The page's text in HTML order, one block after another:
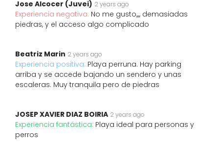
Jose Alcocer (Juvei) 2 years ago
Experiencia negativa: No me gusto,,,, demasiadas
piedras, y el acceso algo complicado
Beatriz Marin 2 years ago
Experiencia positiva: Playa perruna. Hay parking
arriba y se accede bajando un sendero y unas
escaleras. Muy tranquila pero de piedras
JOSEP XAVIER DIAZ BOIRIA 2 years ago
Experiencia fantástica: Playa ideal para personas y
perros